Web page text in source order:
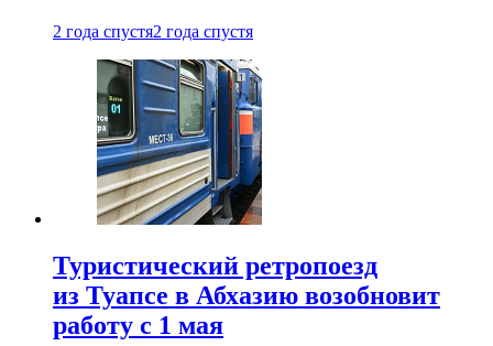
2 года спустя2 года спустя
Туристический ретропоезд
из Туапсе в Абхазию возобновит
работу с 1 мая